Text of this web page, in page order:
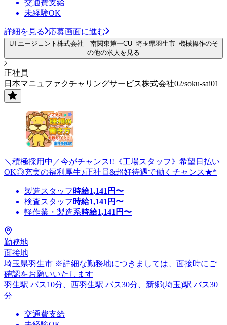
交通費支給
未経験OK
詳細を見る 応募画面に進む
UTエージェント株式会社 南関東第一CU_埼玉県羽生市_機械操作のそ
の他の求人を見る
正社員
日本マニュファクチャリングサービス株式会社02/soku-sai01
＼積極採用中／今がチャンス!!《工場スタッフ》希望日払い
OK◎充実の福利厚生♪正社員&超好待遇で働くチャンス★*
製造スタッフ 時給1,141 円〜
検査スタッフ 時給1,141 円〜
軽作業・製造系時給1,141 円〜
勤務地
面接地
埼玉県羽生市 ※詳細な勤務地につきましては、面接時にご
確認をお願いいたします
羽生駅 バス10分、西羽生駅 バス30分、新郷(埼玉)駅 バス30
分
交通費支給